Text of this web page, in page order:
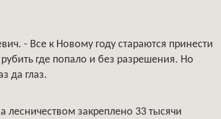
- Все к Новому году стараются принести
где попало и без разрешения. Но
да глаз.
лесничеством закреплено 33 тысячи